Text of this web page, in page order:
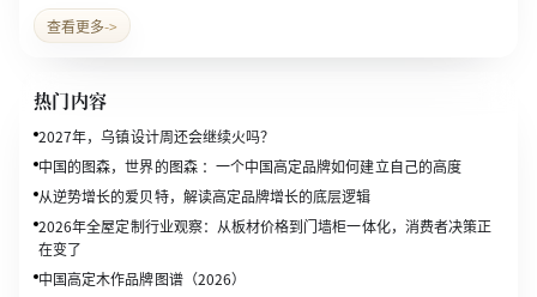
查看更多->
热门内容
2027年，乌镇设计周还会继续火吗？
中国的图森，世界的图森 ：一个中国高定品牌如何建立自己的高度
从逆势增长的爱贝特，解读高定品牌增长的底层逻辑
2026年全屋定制行业观察：从板材价格到门墙柜一体化，消费者决策正
在变了
中国高定木作品牌图谱（2026）